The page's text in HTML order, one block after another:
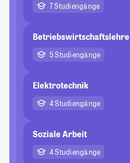
7 Studiengänge
Betriebswirtschaftslehre
5 Studiengänge
Elektrotechnik
4 Studiengänge
Soziale Arbeit
4 Studiengänge